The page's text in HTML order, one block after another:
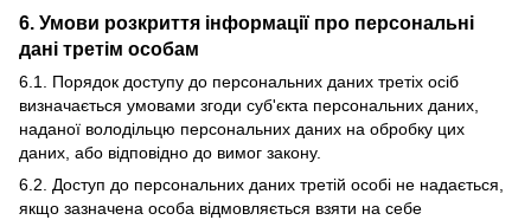
6. Умови розкриття інформації про персональні
дані третім особам
6.1. Порядок доступу до персональних даних третіх осіб
визначається умовами згоди суб'єкта персональних даних,
наданої володільцю персональних даних на обробку цих
даних, або відповідно до вимог закону.
6.2. Доступ до персональних даних третій особі не надається,
якщо зазначена особа відмовляється взяти на себе